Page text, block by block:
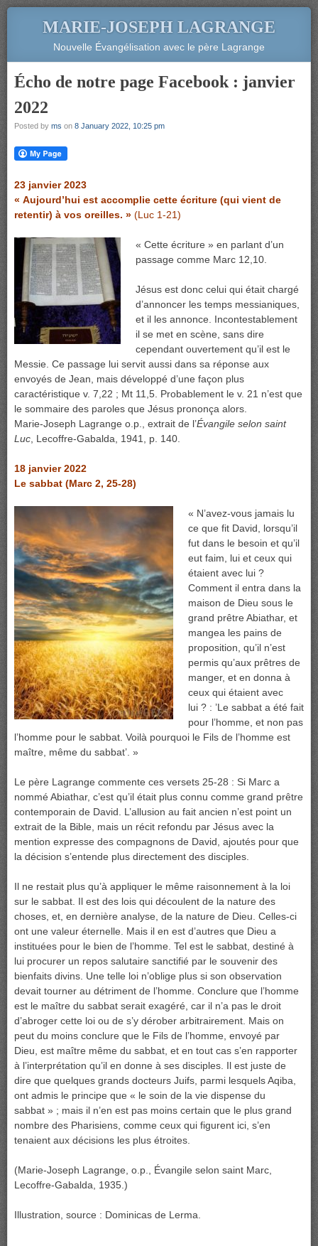
MARIE-JOSEPH LAGRANGE
Nouvelle Évangélisation avec le père Lagrange
Écho de notre page Facebook : janvier
2022
Posted by ms on 8 January 2022, 10:25 pm
23 janvier 2023
« Aujourd’hui est accomplie cette écriture (qui vient de
retentir) à vos oreilles. » (Luc 1-21)
« Cette écriture » en parlant d’un
passage comme Marc 12,10.
Jésus est donc celui qui était chargé
d’annoncer les temps messianiques,
et il les annonce. Incontestablement
il se met en scène, sans dire
cependant ouvertement qu’il est le
Messie. Ce passage lui servit aussi dans sa réponse aux
envoyés de Jean, mais développé d’une façon plus
caractéristique v. 7,22 ; Mt 11,5. Probablement le v. 21 n’est que
le sommaire des paroles que Jésus prononça alors.
Marie-Joseph Lagrange o.p., extrait de l’Évangile selon saint
Luc , Lecoffre-Gabalda, 1941, p. 140.
18 janvier 2022
Le sabbat (Marc 2, 25-28)
« N’avez-vous jamais lu
ce que fit David, lorsqu’il
fut dans le besoin et qu’il
eut faim, lui et ceux qui
étaient avec lui ?
Comment il entra dans la
maison de Dieu sous le
grand prêtre Abiathar, et
mangea les pains de
proposition, qu’il n’est
permis qu’aux prêtres de
manger, et en donna à
ceux qui étaient avec
lui ? : ’Le sabbat a été fait
pour l’homme, et non pas
l’homme pour le sabbat. Voilà pourquoi le Fils de l’homme est
maître, même du sabbat’. »
Le père Lagrange commente ces versets 25-28 : Si Marc a
nommé Abiathar, c’est qu’il était plus connu comme grand prêtre
contemporain de David. L’allusion au fait ancien n’est point un
extrait de la Bible, mais un récit refondu par Jésus avec la
mention expresse des compagnons de David, ajoutés pour que
la décision s’entende plus directement des disciples.
Il ne restait plus qu’à appliquer le même raisonnement à la loi
sur le sabbat. Il est des lois qui découlent de la nature des
choses, et, en dernière analyse, de la nature de Dieu. Celles-ci
ont une valeur éternelle. Mais il en est d’autres que Dieu a
instituées pour le bien de l’homme. Tel est le sabbat, destiné à
lui procurer un repos salutaire sanctifié par le souvenir des
bienfaits divins. Une telle loi n’oblige plus si son observation
devait tourner au détriment de l’homme. Conclure que l’homme
est le maître du sabbat serait exagéré, car il n’a pas le droit
d’abroger cette loi ou de s’y dérober arbitrairement. Mais on
peut du moins conclure que le Fils de l’homme, envoyé par
Dieu, est maître même du sabbat, et en tout cas s’en rapporter
à l’interprétation qu’il en donne à ses disciples. Il est juste de
dire que quelques grands docteurs Juifs, parmi lesquels Aqiba,
ont admis le principe que « le soin de la vie dispense du
sabbat » ; mais il n’en est pas moins certain que le plus grand
nombre des Pharisiens, comme ceux qui figurent ici, s’en
tenaient aux décisions les plus étroites.
(Marie-Joseph Lagrange, o.p., Évangile selon saint Marc,
Lecoffre-Gabalda, 1935.)
Illustration, source : Dominicas de Lerma.